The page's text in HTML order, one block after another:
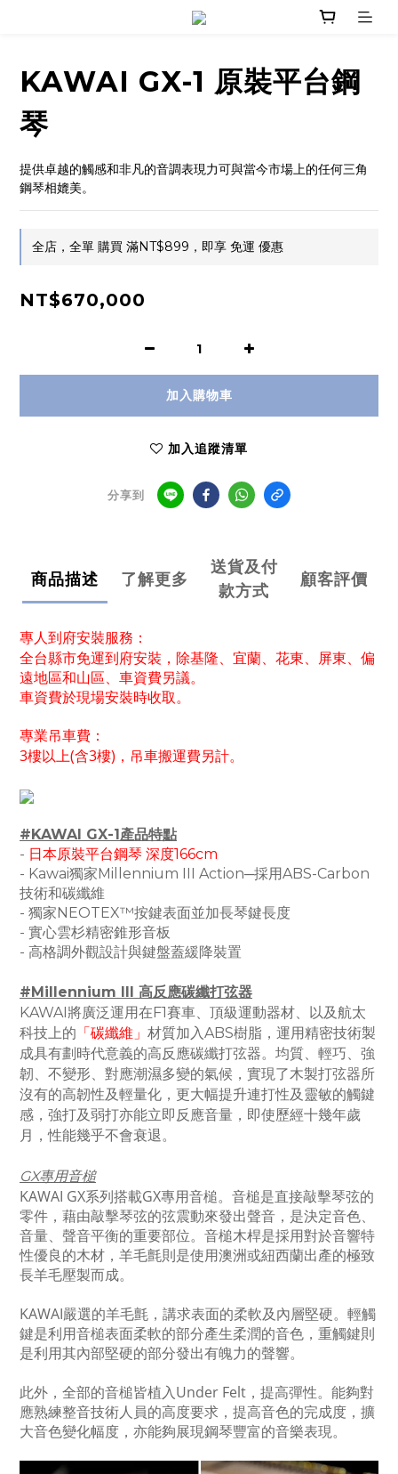
KAWAI GX-1 原裝平台鋼
琴
提供卓越的觸感和非凡的音調表現力可與當今市場上的任何三角
鋼琴相媲美。
全店，全單 購買 滿NT$899，即享 免運 優惠
NT$670,000
加入購物車
加入追蹤清單
分享到
商品描述 了解更多
送貨及付
款方式
顧客評價
專人到府安裝服務：
全台縣市免運到府安裝，除基隆、宜蘭、花東、屏東、偏
遠地區和山區、車資費另議。
車資費於現場安裝時收取。
專業吊車費：
3樓以上(含3樓)，吊車搬運費另計。
#KAWAI GX-1產品特點
- 日本原裝平台鋼琴 深度166cm
- Kawai獨家Millennium III Action─採用ABS-Carbon
技術和碳纖維
- 獨家NEOTEX™按鍵表面並加長琴鍵長度
- 實心雲杉精密錐形音板
- 高格調外觀設計與鍵盤蓋緩降裝置
#Millennium III 高反應碳纖打弦器
KAWAI將廣泛運用在F1賽車、頂級運動器材、以及航太
科技上的 「碳纖維」 材質加入ABS樹脂，運用精密技術製
成具有劃時代意義的高反應碳纖打弦器。均質、輕巧、強
韌、不變形、對應潮濕多變的氣候，實現了木製打弦器所
沒有的高韌性及輕量化，更大幅提升連打性及靈敏的觸鍵
感，強打及弱打亦能立即反應音量，即使歷經十幾年歲
月，性能幾乎不會衰退。
GX專用音槌
KAWAI GX系列搭載GX專用音槌。音槌是直接敲擊琴弦的
零件，藉由敲擊琴弦的弦震動來發出聲音，是決定音色、
音量、聲音平衡的重要部位。音槌木桿是採用對於音響特
性優良的木材，羊毛氈則是使用澳洲或紐西蘭出產的極致
長羊毛壓製而成。
KAWAI嚴選的羊毛氈，講求表面的柔軟及內層堅硬。輕觸
鍵是利用音槌表面柔軟的部分產生柔潤的音色，重觸鍵則
是利用其內部堅硬的部分發出有魄力的聲響。
此外，全部的音槌皆植入Under Felt，提高彈性。能夠對
應熟練整音技術人員的高度要求，提高音色的完成度，擴
大音色變化幅度，亦能夠展現鋼琴豐富的音樂表現。